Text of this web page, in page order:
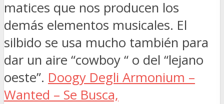
matices que nos producen los
demás elementos musicales. El
silbido se usa mucho también para
dar un aire “cowboy “ o del “lejano
oeste”. Doogy Degli Armonium –
Wanted – Se Busca,